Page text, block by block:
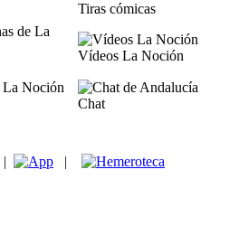
Tiras cómicas
Vídeos La Noción
Chat
| |